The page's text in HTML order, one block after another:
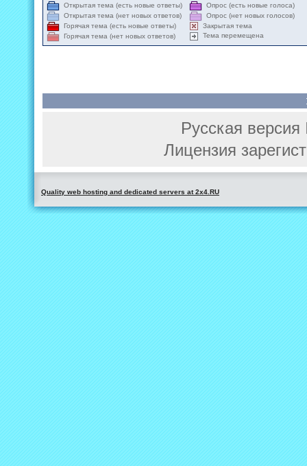
Открытая тема (есть новые ответы)
Открытая тема (нет новых ответов)
Горячая тема (есть новые ответы)
Горячая тема (нет новых ответов)
Опрос (есть новые голоса)
Опрос (нет новых голосов)
Закрытая тема
Тема перемещена
Русская
Лицензия
Quality web hosting and dedicated servers at 2x4.RU